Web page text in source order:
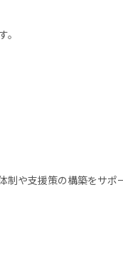
制や支援策の構築をサポ